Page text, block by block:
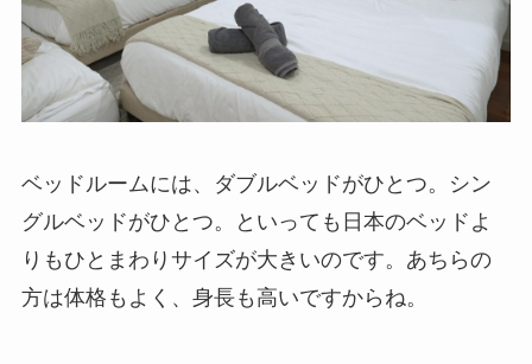
ベッドルームには、ダブルベッドがひとつ。シン
グルベッドがひとつ。といっても日本のベッドよ
りもひとまわりサイズが大きいのです。あちらの
方は体格もよく、身長も高いですからね。